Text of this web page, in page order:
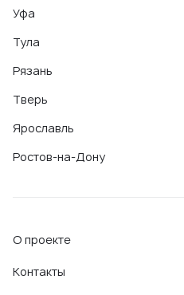
Уфа
Тула
Рязань
Тверь
Ярославль
Ростов-на-Дону
О проекте
Контакты